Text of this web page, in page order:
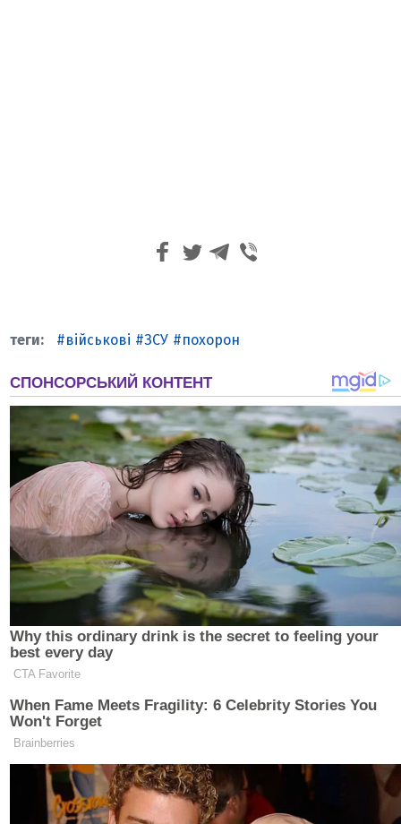
військові ЗСУ похорон